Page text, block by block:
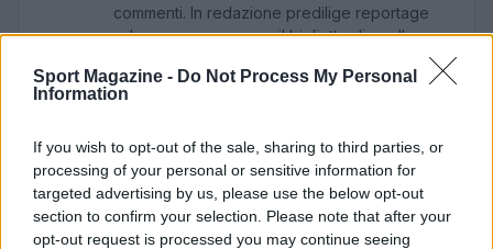
Sport Magazine - Do Not Process My Personal
Information
If you wish to opt-out of the sale, sharing to third parties, or
processing of your personal or sensitive information for
targeted advertising by us, please use the below opt-out
section to confirm your selection. Please note that after your
opt-out request is processed you may continue seeing
commenti. In redazione predilige reportage
sul campo e conserva il biglietto di quella